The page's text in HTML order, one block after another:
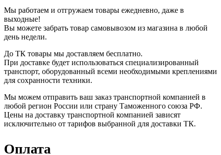
Мы работаем и отгружаем товары ежедневно, даже в
выходные!
Вы можете забрать товар самовывозом из магазина в любой
день недели.
До ТК товары мы доставляем бесплатно.
При доставке будет использоваться специализированный
транспорт, оборудованный всеми необходимыми креплениями
для сохранности техники.
Мы можем отправить ваш заказ транспортной компанией в
любой регион России или страну Таможенного союза РФ.
Цены на доставку транспортной компанией зависят
исключительно от тарифов выбранной для доставки ТК.
Оплата